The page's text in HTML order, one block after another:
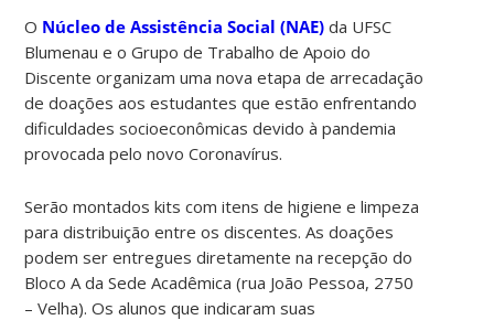
O Núcleo de Assistência Social (NAE) da UFSC
Blumenau e o Grupo de Trabalho de Apoio do
Discente organizam uma nova etapa de arrecadação
de doações aos estudantes que estão enfrentando
dificuldades socioeconômicas devido à pandemia
provocada pelo novo Coronavírus.
Serão montados kits com itens de higiene e limpeza
para distribuição entre os discentes. As doações
podem ser entregues diretamente na recepção do
Bloco A da Sede Acadêmica (rua João Pessoa, 2750
– Velha). Os alunos que indicaram suas